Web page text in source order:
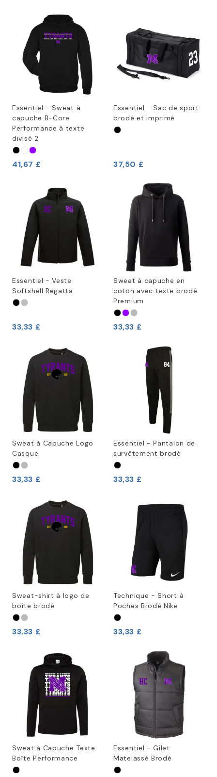
Essentiel - Sweat à
capuche B-Core
Performance à texte
divisé 2
41,67 £
Essentiel - Sac de sport
brodé et imprimé
37,50 £
Essentiel - Veste
Softshell Regatta
33,33 £
Sweat à capuche en
coton avec texte brodé
Premium
33,33 £
Sweat à Capuche Logo
Casque
33,33 £
Essentiel - Pantalon de
survêtement brodé
33,33 £
Sweat-shirt à logo de
boîte brodé
33,33 £
Technique - Short à
Poches Brodé Nike
33,33 £
Sweat à Capuche Texte
Boîte Performance
Essentiel - Gilet
Matelassé Brodé